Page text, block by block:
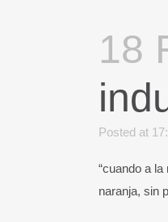
18
Posted at
“cuando a
naranja, sin